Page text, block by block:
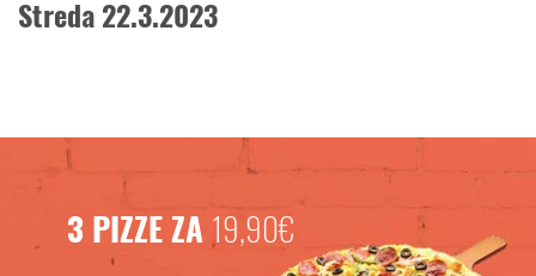
Streda 22.3.2023
3 PIZZE ZA 19,90€